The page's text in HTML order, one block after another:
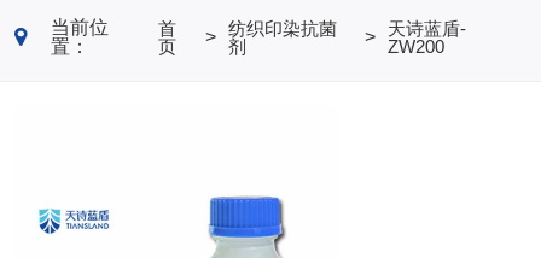
当前位
置：
首
页
> 纺织印染抗菌
剂
>
天诗蓝盾-
ZW200